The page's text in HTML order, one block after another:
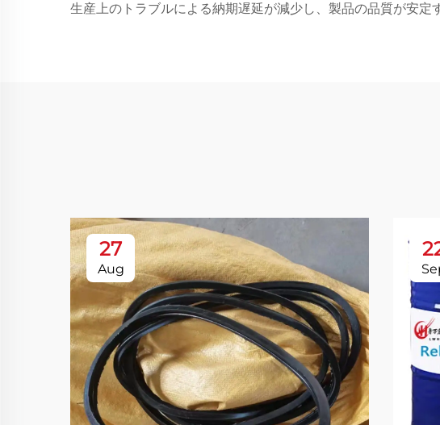
生産上のトラブルによる納期遅延が減少し、製品の品質が安定
27
Aug